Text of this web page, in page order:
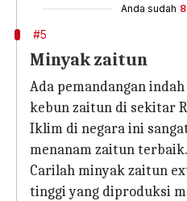
Anda sudah
#5
Minyak zaitun
Ada pemandangan
kebun zaitun di sekitar
Iklim di negara ini
menanam zaitun terbaik.
Carilah minyak zaitun
tinggi yang diproduksi